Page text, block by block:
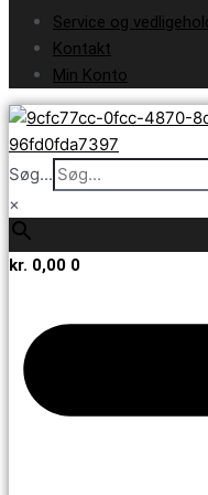
Service og
Kontakt
Min Konto
Søg...
×
kr. 0,00 0